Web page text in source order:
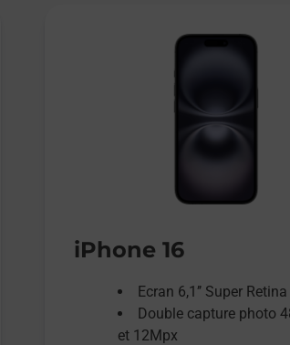
iPhone 16
Ecran 6,1’’ Super
Double capture photo
et 12Mpx